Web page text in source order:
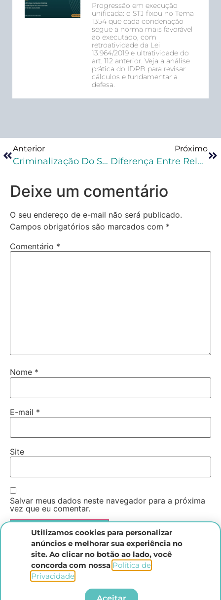
Progressão em execução
unificada: o STJ fixou no Tema
1354 que cada condenação
segue a norma mais favorável
ao executado, com
retroatividade da Lei
13.964/2019 e ultratividade do
art. 112 anterior. Veja a análise
prática do IDPB para revisar
cálculos e fundamentar a
defesa.
Anterior
Criminalização Do Stalking À Luz Da Lei 14.132/2021
Próximo
Diferença Entre Relaxamento De Prisão E Liberdade Provisória
Deixe um comentário
O seu endereço de e-mail não será publicado.
Campos obrigatórios são marcados com *
Comentário *
Nome *
E-mail *
Site
Salvar meus dados neste navegador para a próxima
vez que eu comentar.
Instituto Direito Penal Brasileiro
Utilizamos cookies para personalizar
anúncios e melhorar sua experiência no
site. Ao clicar no botão ao lado, você
concorda com nossa Política de
Privacidade.​